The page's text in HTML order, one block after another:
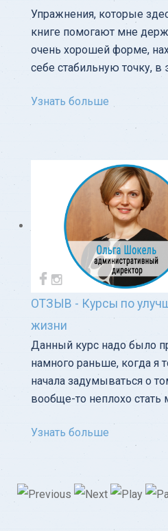
Упражнения, которые
книге помогают мне
очень хорошей форме,
себе стабильную точку, в
Узнать больше
ОТЗЫВ - Курсы по
жизни
Данный курс надо было
намного раньше, когда я
начала задумываться о
вообще-то неплохо стать
Узнать больше